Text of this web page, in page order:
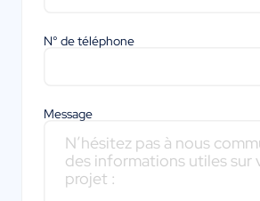
N° de téléphone
Message